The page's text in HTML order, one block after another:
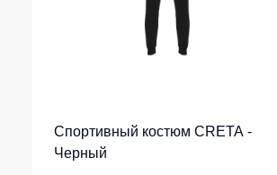
Спортивный костюм CRETA -
Черный